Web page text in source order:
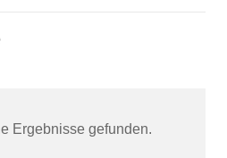
Ergebnisse gefunden.